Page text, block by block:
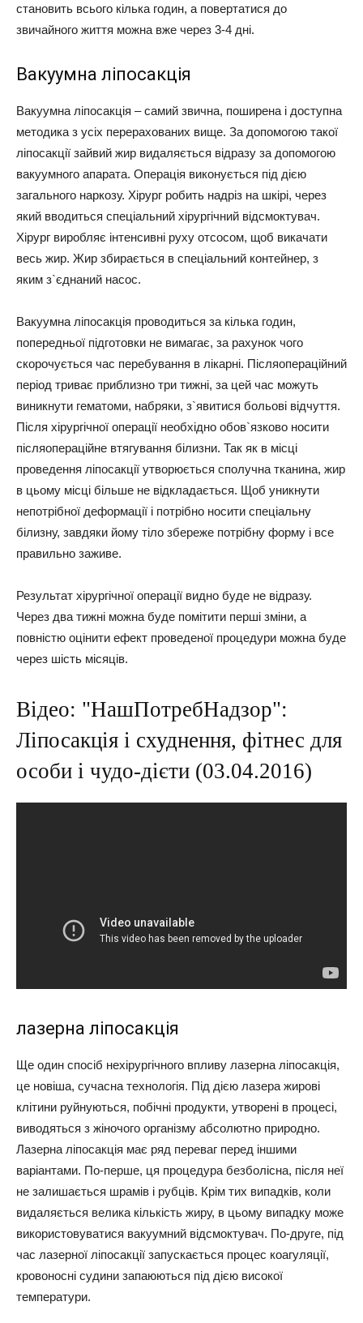
становить всього кілька годин, а повертатися до
звичайного життя можна вже через 3-4 дні.
Вакуумна ліпосакція
Вакуумна ліпосакція – самий звична, поширена і доступна
методика з усіх перерахованих вище. За допомогою такої
ліпосакції зайвий жир видаляється відразу за допомогою
вакуумного апарата. Операція виконується під дією
загального наркозу. Хірург робить надріз на шкірі, через
який вводиться спеціальний хірургічний відсмоктувач.
Хірург виробляє інтенсивні руху отсосом, щоб викачати
весь жир. Жир збирається в спеціальний контейнер, з
яким з`єднаний насос.
Вакуумна ліпосакція проводиться за кілька годин,
попередньої підготовки не вимагає, за рахунок чого
скорочується час перебування в лікарні. Післяопераційний
період триває приблизно три тижні, за цей час можуть
виникнути гематоми, набряки, з`явитися больові відчуття.
Після хірургічної операції необхідно обов`язково носити
післяопераційне втягування білизни. Так як в місці
проведення ліпосакції утворюється сполучна тканина, жир
в цьому місці більше не відкладається. Щоб уникнути
непотрібної деформації і потрібно носити спеціальну
білизну, завдяки йому тіло збереже потрібну форму і все
правильно заживе.
Результат хірургічної операції видно буде не відразу.
Через два тижні можна буде помітити перші зміни, а
повністю оцінити ефект проведеної процедури можна буде
через шість місяців.
Відео: "НашПотребНадзор":
Ліпосакція і схуднення, фітнес для
особи і чудо-дієти (03.04.2016)
лазерна ліпосакція
Ще один спосіб нехірургічного впливу лазерна ліпосакція,
це новіша, сучасна технологія. Під дією лазера жирові
клітини руйнуються, побічні продукти, утворені в процесі,
виводяться з жіночого організму абсолютно природно.
Лазерна ліпосакція має ряд переваг перед іншими
варіантами. По-перше, ця процедура безболісна, після неї
не залишається шрамів і рубців. Крім тих випадків, коли
видаляється велика кількість жиру, в цьому випадку може
використовуватися вакуумний відсмоктувач. По-друге, під
час лазерної ліпосакції запускається процес коагуляції,
кровоносні судини запаюються під дією високої
температури.